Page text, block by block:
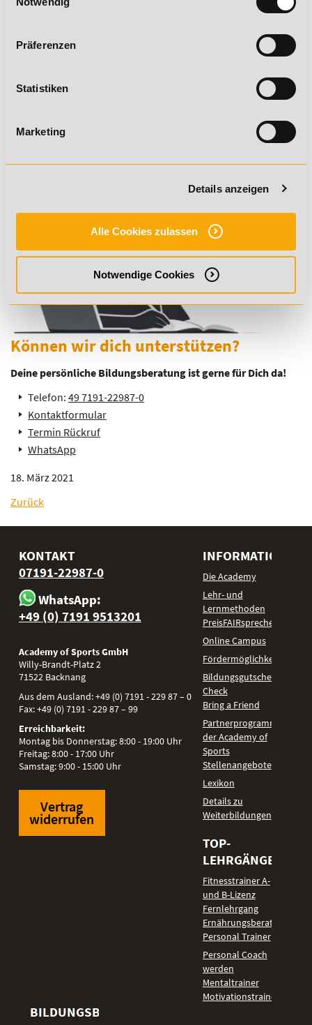
Präferenzen
Statistiken
Marketing
Details anzeigen
Alle Cookies zulassen
Notwendige Cookies
Geprüfter Sportfachwirt (IHK)
Können wir dich unterstützen?
Deine persönliche Bildungsberatung ist gerne für Dich da!
Telefon: 49 7191-22987-0
Kontaktformular
Termin Rückruf
WhatsApp
18. März 2021
Zurück
KONTAKT
07191-22987-0
WhatsApp:
+49 (0) 7191 9513201
Academy of Sports GmbH
Willy-Brandt-Platz 2
71522 Backnang
Aus dem Ausland:+49 (0) 7191 - 229 87 – 0
Fax:+49 (0) 7191 - 229 87 – 99
Erreichbarkeit:
Montag bis Donnerstag: 8:00 - 19:00 Uhr
Freitag: 8:00 - 17:00 Uhr
Samstag: 9:00 - 15:00 Uhr
Vertrag
widerrufen
INFORMATIONEN
Die Academy
Lehr- und
Lernmethoden
PreisFAIRsprechen
Online Campus
Fördermöglichkeiten
Bildungsgutschein
Check
Bring a Friend
Partnerprogramm
der Academy of
Sports
Stellenangebote
Lexikon
Details zu
Weiterbildungen
TOP-
LEHRGÄNGE
Fitnesstrainer A-
und B-Lizenz
Fernlehrgang
Ernährungsberater
Personal Trainer
Personal Coach
werden
Mentaltrainer
Motivationstrainer
BILDUNGSBEREICHE